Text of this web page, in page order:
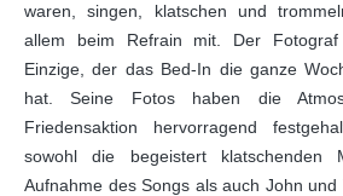
waren, singen, klatschen und
allem beim Refrain mit. Der
Einzige, der das Bed-In die ganze
hat. Seine Fotos haben die
Friedensaktion hervorragend
sowohl die begeistert klatschenden
Aufnahme des Songs als auch John und